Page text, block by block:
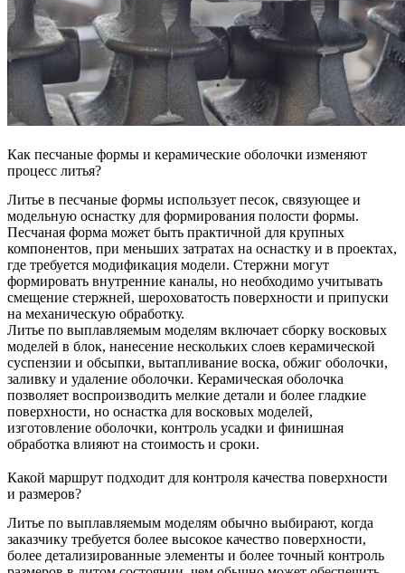
Как песчаные формы и керамические оболочки изменяют
процесс литья?
Литье в песчаные формы использует песок, связующее и
модельную оснастку для формирования полости формы.
Песчаная форма может быть практичной для крупных
компонентов, при меньших затратах на оснастку и в проектах,
где требуется модификация модели. Стержни могут
формировать внутренние каналы, но необходимо учитывать
смещение стержней, шероховатость поверхности и припуски
на механическую обработку.
Литье по выплавляемым моделям включает сборку восковых
моделей в блок, нанесение нескольких слоев керамической
суспензии и обсыпки, вытапливание воска, обжиг оболочки,
заливку и удаление оболочки. Керамическая оболочка
позволяет воспроизводить мелкие детали и более гладкие
поверхности, но оснастка для восковых моделей,
изготовление оболочки, контроль усадки и финишная
обработка влияют на стоимость и сроки.
Какой маршрут подходит для контроля качества поверхности
и размеров?
Литье по выплавляемым моделям обычно выбирают, когда
заказчику требуется более высокое качество поверхности,
более детализированные элементы и более точный контроль